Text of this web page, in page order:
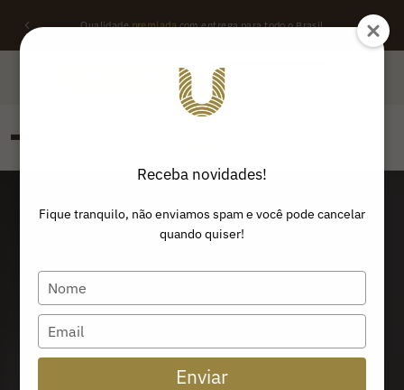
Qualidadepremiadacom entrega para todo o Brasil
ONDE ENCONTRAR
Buscar produtos:
Receba novidades!
Fique tranquilo, não enviamos spam e você pode cancelar
quando quiser!
Type
your
name
Type
your
email
Enviar